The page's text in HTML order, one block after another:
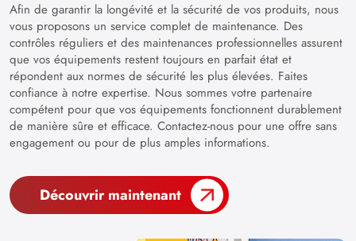
Afin de garantir la longévité et la sécurité de vos produits, nous
vous proposons un service complet de maintenance. Des
contrôles réguliers et des maintenances professionnelles assurent
que vos équipements restent toujours en parfait état et
répondent aux normes de sécurité les plus élevées. Faites
confiance à notre expertise. Nous sommes votre partenaire
compétent pour que vos équipements fonctionnent durablement
de manière sûre et efficace. Contactez-nous pour une offre sans
engagement ou pour de plus amples informations.
Découvrir maintenant